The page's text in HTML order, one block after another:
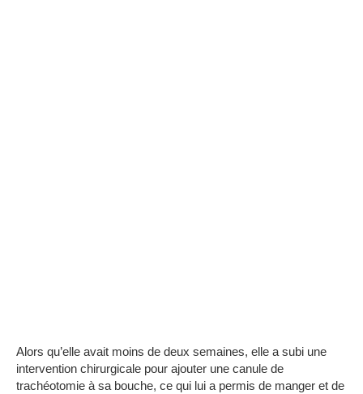
Alors qu’elle avait moins de deux semaines, elle a subi une
intervention chirurgicale pour ajouter une canule de
trachéotomie à sa bouche, ce qui lui a permis de manger et de